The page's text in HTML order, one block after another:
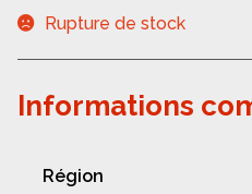
Rupture de stock
Informations
Région